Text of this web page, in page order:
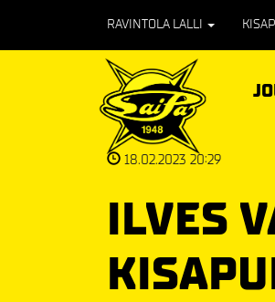
RAVINTOLA LALLI
18.02.2023 20:29
ILVES